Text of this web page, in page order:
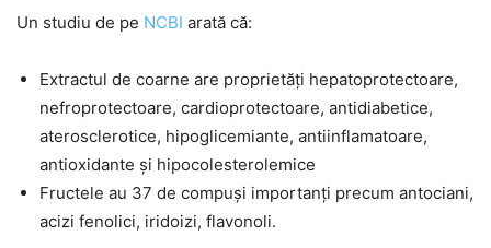
Un studiu de pe NCBI arată că:
Extractul de coarne are proprietăți hepatoprotectoare,
nefroprotectoare, cardioprotectoare, antidiabetice,
aterosclerotice, hipoglicemiante, antiinflamatoare,
antioxidante și hipocolesterolemice
Fructele au 37 de compuși importanți precum antociani,
acizi fenolici, iridoizi, flavonoli.